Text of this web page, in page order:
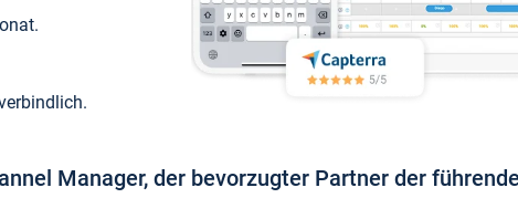
Manager, der bevorzugter Partner der